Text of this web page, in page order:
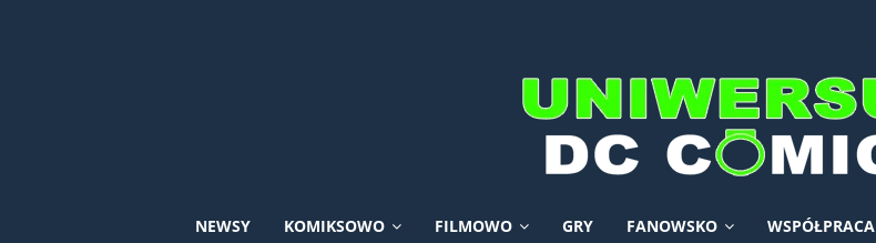
Uniwersum
NEWSY KOMIKSOWO FILMOWO GRY FANOWSKO WSPÓŁPRACA